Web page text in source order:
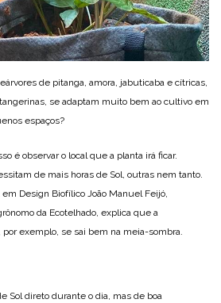
de pitanga, amora, jabuticaba e cítricas,
se adaptam muito bem ao cultivo em
espaços?
é observar o local que a planta irá ficar.
de mais horas de Sol, outras nem tanto.
Design Biofílico João Manuel Feijó,
da Ecotelhado, explica que a
exemplo, se sai bem na meia-sombra.
Sol direto durante o dia, mas de boa